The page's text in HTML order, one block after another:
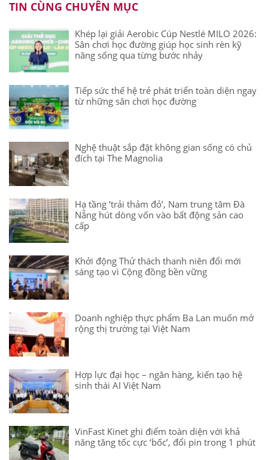
TIN CÙNG CHUYÊN MỤC
Khép lại giải Aerobic Cúp Nestlé MILO 2026:
Sân chơi học đường giúp học sinh rèn kỹ
năng sống qua từng bước nhảy
Tiếp sức thế hệ trẻ phát triển toàn diện ngay
từ những sân chơi học đường
Nghệ thuật sắp đặt không gian sống có chủ
đích tại The Magnolia
Hạ tầng ‘trải thảm đỏ’, Nam trung tâm Đà
Nẵng hút dòng vốn vào bất động sản cao
cấp
Khởi động Thử thách thanh niên đổi mới
sáng tạo vì Cộng đồng bền vững
Doanh nghiệp thực phẩm Ba Lan muốn mở
rộng thị trường tại Việt Nam
Hợp lực đại học – ngân hàng, kiến tạo hệ
sinh thái AI Việt Nam
VinFast Kinet ghi điểm toàn diện với khả
năng tăng tốc cực ‘bốc’, đổi pin trong 1 phút